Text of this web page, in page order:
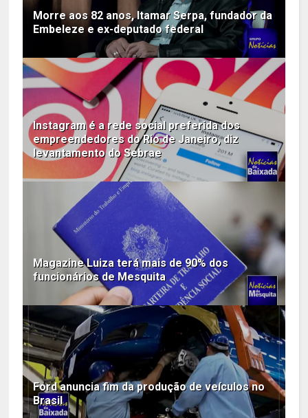
Morre aos 82 anos, Itamar Serpa, fundador da
Embeleze e ex-deputado federal
Instagram é a rede social preferida dos
empreendedores do Rio de Janeiro, diz
levantamento do Sebrae
Magazine Luiza terá mais de 90% dos
funcionários de Mesquita
Ford anuncia fim da produção de veículos no
Brasil